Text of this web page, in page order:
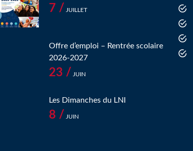
7 / JUILLET
Offre d’emploi – Rentrée scolaire
2026-2027
23 / JUIN
Les Dimanches du LNI
8 / JUIN